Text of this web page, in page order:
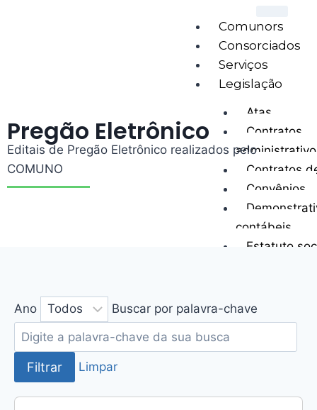
Comunors
Consorciados
Serviços
Legislação
Atas
Contratos
Contratos
Convênios
contábeis
Estatuto
Licitações
Assembleia
Pregão Eletrônico
Editais de Pregão Eletrônico realizados pelo
COMUNO
Ano Buscar por palavra-chave
Filtrar Limpar